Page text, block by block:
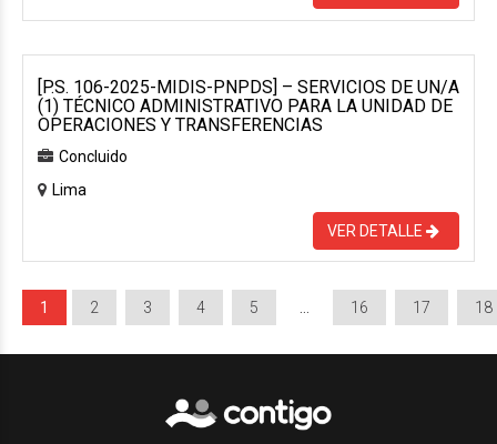
[P.S. 106-2025-MIDIS-PNPDS] – SERVICIOS DE UN/A
(1) TÉCNICO ADMINISTRATIVO PARA LA UNIDAD DE
OPERACIONES Y TRANSFERENCIAS
Concluido
Lima
VER DETALLE
1 2 3 4 5 16 17 18